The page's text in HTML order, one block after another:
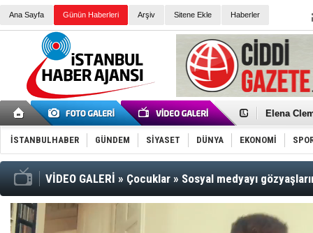
Ana Sayfa Günün Haberleri Arşiv Sitene Ekle Haberler
Elena
Düşük
Türk
Töreninde
İkinci El
Guguk
Sneaker
Erkek
Tommy
Yeri
Ceza
Kayyum
İSTANBULHABER GÜNDEM SİYASET DÜNYA EKONOMİ
VİDEO GALERİ » Çocuklar » Sosyal medyayı